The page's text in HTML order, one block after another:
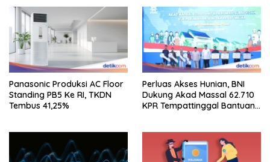
Panasonic Produksi AC Floor
Standing PB5 Ke RI, TKDN
Tembus 41,25%
Perluas Akses Hunian, BNI
Dukung Akad Massal 62.710
KPR Tempattinggal Bantuan